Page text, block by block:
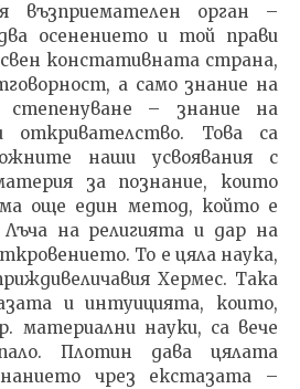
възприемателен орган –
осенението и той прави
констативната страна,
а само знание на
– знание на
откривателство. Това са
наши усвоявания с
за познание, които
още един метод, който е
на религията и дар на
То е цяла наука,
Хермес. Така
и интуицията, които,
материални науки, са вече
Плотин дава цялата
чрез екстазата –